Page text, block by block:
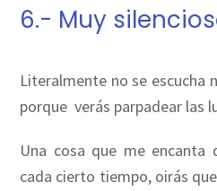
6.- Muy
Literalmente no se escucha
porque verás parpadear las
Una cosa que me
cada cierto tiempo, oirás